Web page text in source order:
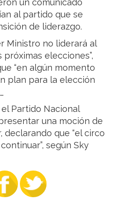
un comunicado
al partido que se
de liderazgo.
Ministro no liderará al
elecciones”,
“en algún momento
plan para la elección
Partido Nacional
una moción de
declarando que “el circo
según Sky